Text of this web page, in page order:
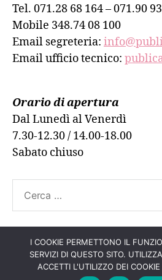
Tel. 071.28 68 164 – 071.90
Mobile 348.74 08 100
Email segreteria:
Email ufficio tecnico:
Orario di apertura
Dal Lunedì al Venerdì
7.30-12.30 / 14.00-18.00
Sabato chiuso
© 2026PUBLICAR ADESIVI
I COOKIE PERMETTONO IL
SERVIZI DI QUESTO SITO.
ACCETTI L'UTILIZZO DEI